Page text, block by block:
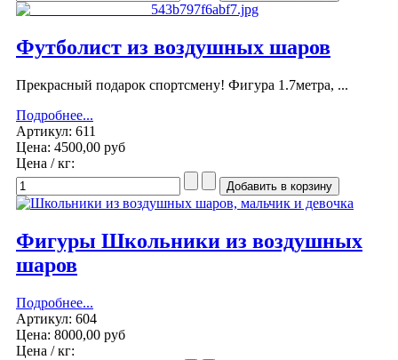
Футболист из воздушных шаров
Прекрасный подарок спортсмену! Фигура 1.7метра, ...
Подробнее...
Артикул: 611
Цена: 4500,00 руб
Цена / кг:
Фигуры Школьники из воздушных
шаров
Подробнее...
Артикул: 604
Цена: 8000,00 руб
Цена / кг: